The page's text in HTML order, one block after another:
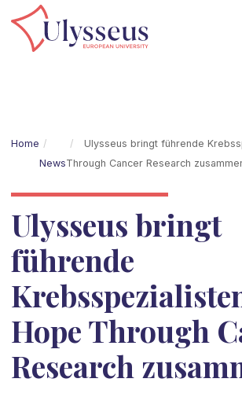
Home
News
Ulysseus bringt führende
Through Cancer Research
Ulysseus bringt
führende
Hope Through
Research